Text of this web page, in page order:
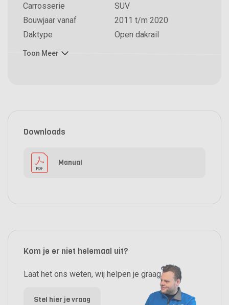
Carrosserie
SUV
Bouwjaar vanaf
2011 t/m 2020
Daktype
Open dakrail
Toon Meer
Downloads
Manual
Kom je er niet helemaal uit?
Laat het ons weten, wij helpen je graag.
Stel hier je vraag